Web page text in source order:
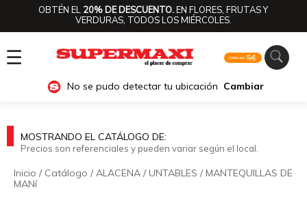
OBTÉN EL 20% DE DESCUENTO.EN FLORES, FRUTAS Y
VERDURAS, TODOS LOS MIÉRCOLES.
☰
No se pudo detectar tu ubicación Cambiar
MOSTRANDO EL CATÁLOGO DE:
Precios son referenciales y pueden variar según el local.
Inicio / Catálogo /ALACENA / UNTABLES / MANTEQUILLAS DE
MANí